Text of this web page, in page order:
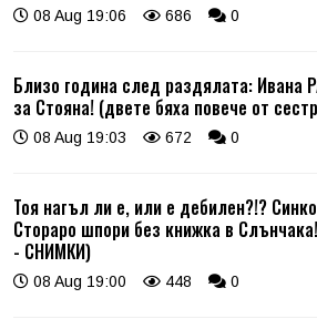
08 Aug 19:06 686 0
Близо година след раздялата: Ивана
за Стояна! (двете бяха повече от
08 Aug 19:03 672 0
Тоя нагъл ли е, или е дебилен?!?
Стораро шпори без книжка в
- СНИМКИ)
08 Aug 19:00 448 0